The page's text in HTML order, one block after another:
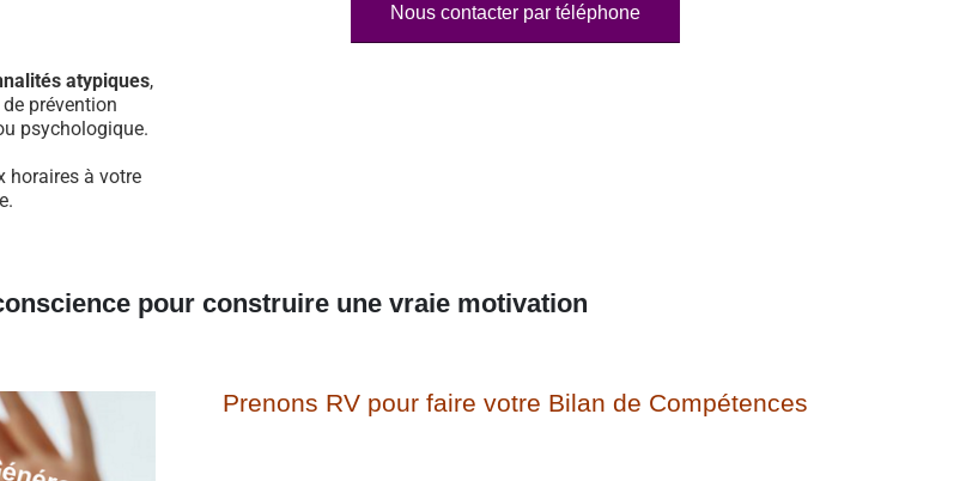
atypiques,
prévention
psychologique.
horaires à votre
Nous contacter par téléphone
pour construire une vraie motivation
Prenons RV pour faire votre Bilan de Compétences